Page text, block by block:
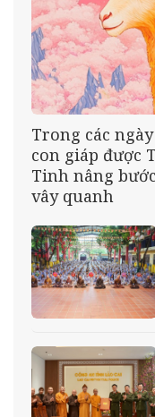
Trong các
con giáp được
Tinh nâng
vây quanh